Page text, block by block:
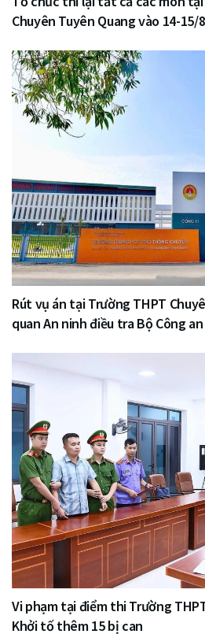
Chuyên Tuyên Quang vào 14-15/8
Rút vụ án tại Trường THPT
quan An ninh điều tra Bộ Công an
Vi phạm tại điểm thi Trường
Khởi tố thêm 15 bị can